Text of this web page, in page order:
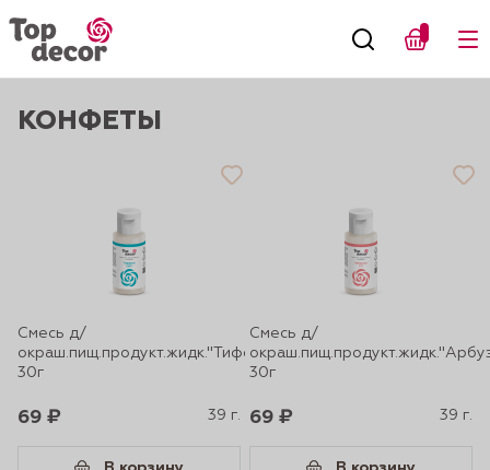
КОНФЕТЫ
Смесь д/
окраш.пищ.продукт.жидк."Тиффани"
30г
69 ₽ 39 г.
Смесь д/
30г
69 ₽ 39 г.